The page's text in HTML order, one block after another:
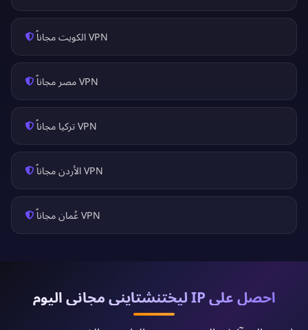
VPN الكويت مجاناً
VPN مصر مجاناً
VPN تركيا مجاناً
VPN الأردن مجاناً
VPN عُمان مجاناً
احصل على IP ليختنشتايني مجاني اليوم